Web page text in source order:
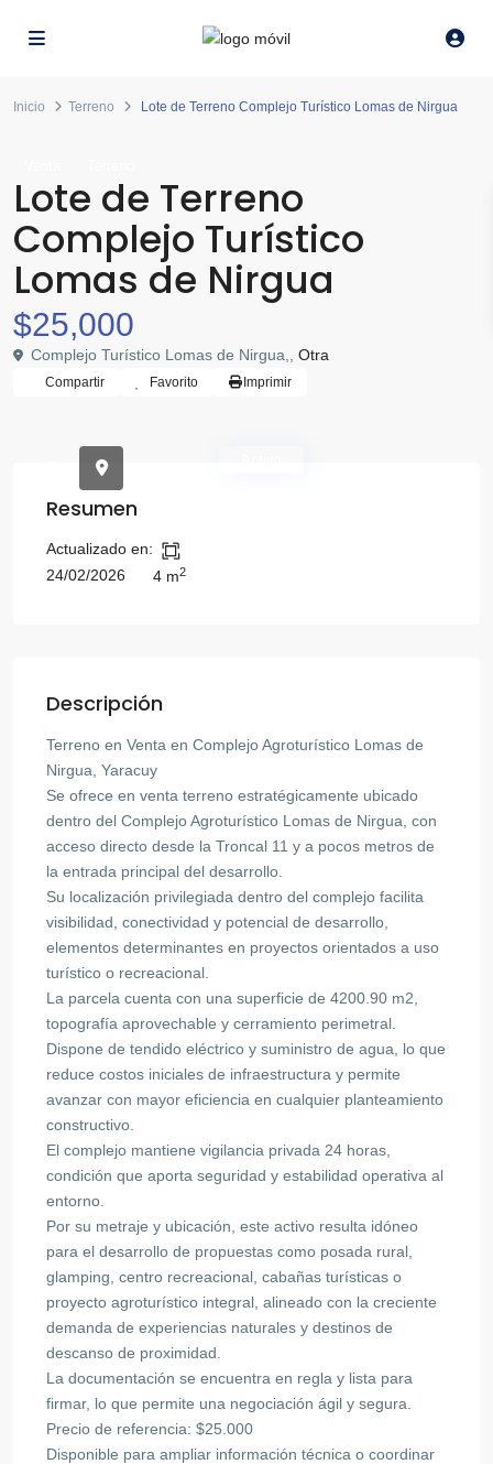
Inicio Terreno Lote de Terreno Complejo Turístico Lomas de Nirgua
Lote de Terreno
Complejo Turístico
Lomas de Nirgua
$25,000
Complejo Turístico Lomas de Nirgua,, Otra
Compartir Favorito Imprimir
Resumen
Actualizado en:
24/02/2026
4 m2
Descripción
Terreno en Venta en Complejo Agroturístico Lomas de
Nirgua, Yaracuy
Se ofrece en venta terreno estratégicamente ubicado
dentro del Complejo Agroturístico Lomas de Nirgua, con
acceso directo desde la Troncal 11 y a pocos metros de
la entrada principal del desarrollo.
Su localización privilegiada dentro del complejo facilita
visibilidad, conectividad y potencial de desarrollo,
elementos determinantes en proyectos orientados a uso
turístico o recreacional.
La parcela cuenta con una superficie de 4200.90 m2,
topografía aprovechable y cerramiento perimetral.
Dispone de tendido eléctrico y suministro de agua, lo que
reduce costos iniciales de infraestructura y permite
avanzar con mayor eficiencia en cualquier planteamiento
constructivo.
El complejo mantiene vigilancia privada 24 horas,
condición que aporta seguridad y estabilidad operativa al
entorno.
Por su metraje y ubicación, este activo resulta idóneo
para el desarrollo de propuestas como posada rural,
glamping, centro recreacional, cabañas turísticas o
proyecto agroturístico integral, alineado con la creciente
demanda de experiencias naturales y destinos de
descanso de proximidad.
La documentación se encuentra en regla y lista para
firmar, lo que permite una negociación ágil y segura.
Precio de referencia: $25.000
Disponible para ampliar información técnica o coordinar